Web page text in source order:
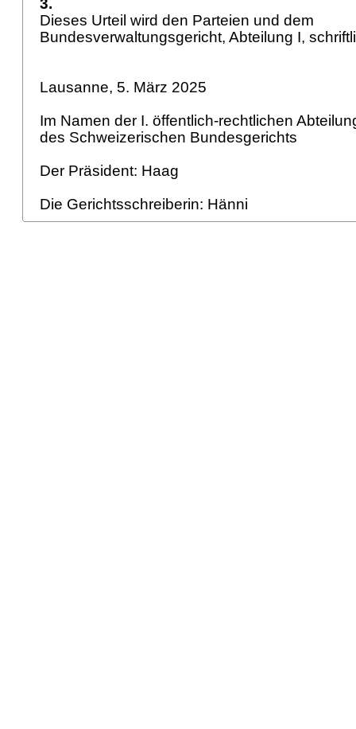
3.
Dieses Urteil wird den Parteien und dem
Bundesverwaltungsgericht, Abteilung I,
Lausanne, 5. März 2025
Im Namen der I. öffentlich-rechtlichen
des Schweizerischen Bundesgerichts
Der Präsident: Haag
Die Gerichtsschreiberin: Hänni